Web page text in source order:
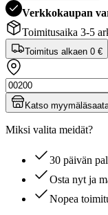
Verkkokaupan
Toimitusaika 3-5
Toimitus alkaen 0 €
Katso
Miksi valita meidät?
30 päivän
Osta nyt ja
Nopea